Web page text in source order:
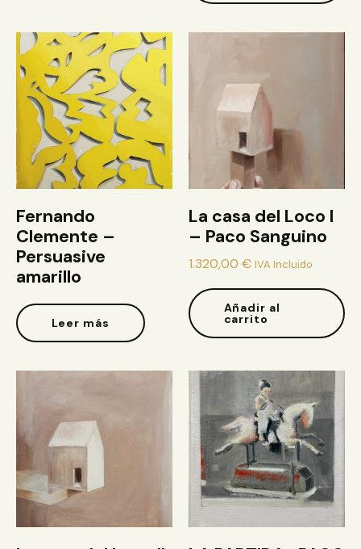
Fernando
Clemente –
Persuasive
amarillo
Leer más
La casa del Loco I
– Paco Sanguino
1.320,00 € IVA Incluido
Añadir al
carrito